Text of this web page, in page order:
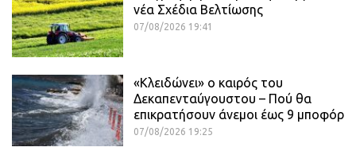
νέα Σχέδια Βελτίωσης
07/08/2026 19:41
«Κλειδώνει» ο καιρός του
Δεκαπενταύγουστου – Πού θα
επικρατήσουν άνεμοι έως 9 μποφόρ
07/08/2026 19:25